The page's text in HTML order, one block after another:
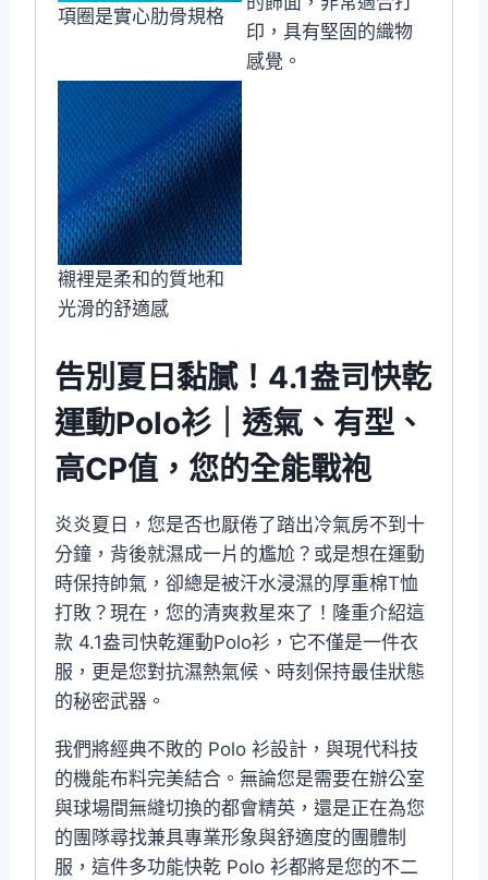
項圈是實心肋骨規格
印，具有堅固的織物
感覺。
襯裡是柔和的質地和
光滑的舒適感
告別夏日黏膩！4.1盎司快乾
運動Polo衫｜透氣、有型、
高CP值，您的全能戰袍
炎炎夏日，您是否也厭倦了踏出冷氣房不到十
分鐘，背後就濕成一片的尷尬？或是想在運動
時保持帥氣，卻總是被汗水浸濕的厚重棉T恤
打敗？現在，您的清爽救星來了！隆重介紹這
款 4.1盎司快乾運動Polo衫，它不僅是一件衣
服，更是您對抗濕熱氣候、時刻保持最佳狀態
的秘密武器。
我們將經典不敗的 Polo 衫設計，與現代科技
的機能布料完美結合。無論您是需要在辦公室
與球場間無縫切換的都會精英，還是正在為您
的團隊尋找兼具專業形象與舒適度的團體制
服，這件多功能快乾 Polo 衫都將是您的不二